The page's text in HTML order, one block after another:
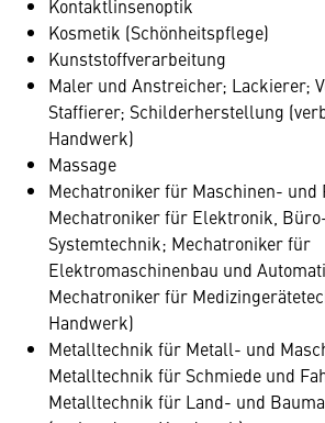
Kontaktlinsenoptik
Kosmetik (Schönheitspflege)
Kunststoffverarbeitung
Maler und Anstreicher; Lackierer;
Staffierer; Schilderherstellung
Handwerk)
Massage
Mechatroniker für Maschinen-
Mechatroniker für Elektronik,
Systemtechnik; Mechatroniker für
Elektromaschinenbau und
Mechatroniker für
Handwerk)
Metalltechnik für Metall- und
Metalltechnik für Schmiede und
Metalltechnik für Land- und